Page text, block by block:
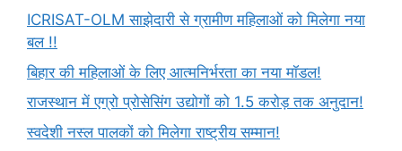
ICRISAT-OLM साझेदारी से ग्रामीण महिलाओं को मिलेगा नया
बल !!
बिहार की महिलाओं के लिए आत्मनिर्भरता का नया मॉडल!
राजस्थान में एग्रो प्रोसेसिंग उद्योगों को 1.5 करोड़ तक अनुदान!
स्वदेशी नस्ल पालकों को मिलेगा राष्ट्रीय सम्मान!